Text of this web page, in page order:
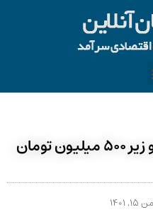
راز خانه‌های زیر یک میلیارد و زیر ۵۰۰ میلیون تومان
۱۴۰۱